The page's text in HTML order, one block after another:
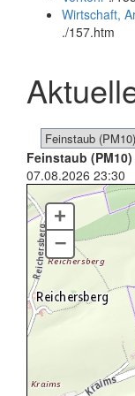
Wirtschaft,
./157.htm
Feinstaub (PM10)
07.08.2026 23:30
+
–